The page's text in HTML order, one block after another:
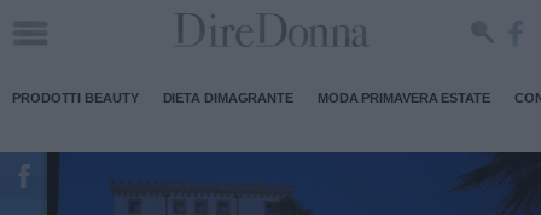
PRODOTTI BEAUTY DIETA DIMAGRANTE MODA PRIMAVERA ESTATE